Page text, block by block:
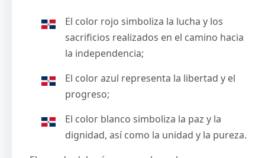
El color rojo simboliza la lucha y los
sacrificios realizados en el camino hacia
la independencia;
El color azul representa la libertad y el
progreso;
El color blanco simboliza la paz y la
dignidad, así como la unidad y la pureza.